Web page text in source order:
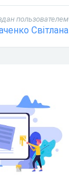
пользователем
Світлана